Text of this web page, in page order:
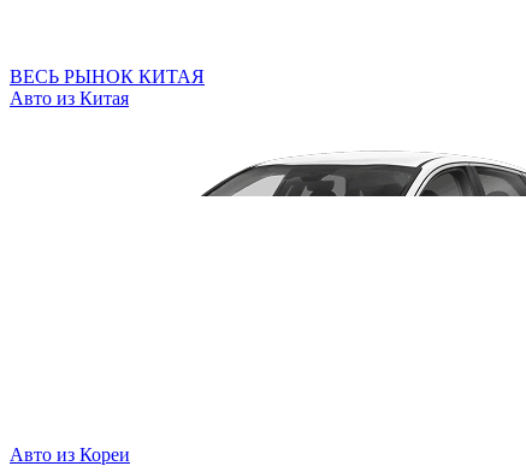
ВЕСЬ РЫНОК КИТАЯ
Авто из Китая
Авто из Кореи